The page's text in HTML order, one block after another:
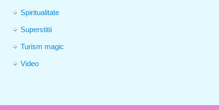
Spiritualitate
Superstitii
Turism magic
Video